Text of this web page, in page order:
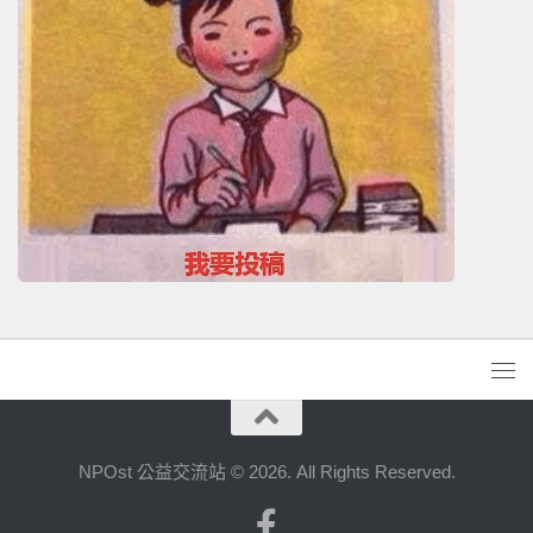
NPOst 公益交流站 © 2026. All Rights Reserved.